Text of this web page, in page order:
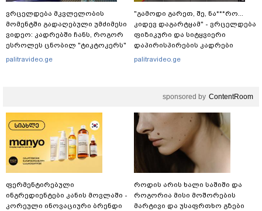
ვრცელდება მკვლელობის
მომენტში გადაღებული უმძიმესი
ვიდეო: კადრებში ჩანს, როგორ
ესროლეს ცნობილ "ტიკტოკერს"
ლაივის დროს - რას ამბობს
palitravideo.ge
"გამოდი გარეთ, შე, ნა***რო...
კიდევ დაგარტყამ" - ვრცელდება
ფიზიკური და სიტყვიერი
დაპირისპირების კადრები
სუპერმარკეტიდან
palitravideo.ge
sponsored by ContentRoom
ფერმენტირებული
ინგრედიენტები კანის მოვლაში -
კორეული ინოვაციური ბრენდი
როდის არის ხალი საშიში და
როგორია მისი მოშორების
მარტივი და უსაფრთხო გზები